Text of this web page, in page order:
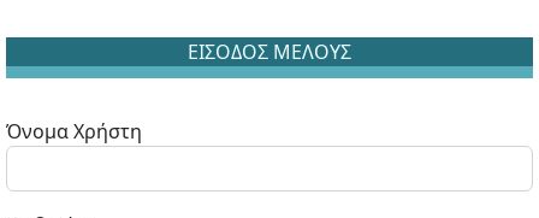
ΕΙΣΟΔΟΣ ΜΕΛΟΥΣ
Όνομα Χρήστη